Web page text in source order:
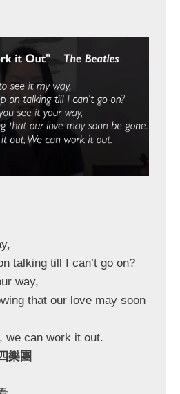
talking till I can’t go on?
way,
that our love may soon
we can work it out.
樂團